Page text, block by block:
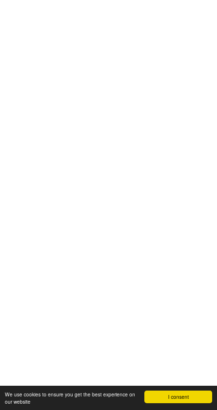
I consent
We use cookies to ensure you get the best experience on
our website